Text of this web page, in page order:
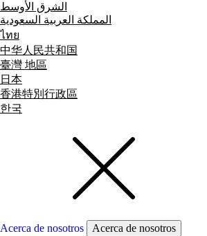
الشرق الأوسط
المملكة العربية السعودية
ไทย
中华人民共和国
臺灣 地區
日本
香港特別行政區
한국
Acerca de nosotros
Acerca de nosotros